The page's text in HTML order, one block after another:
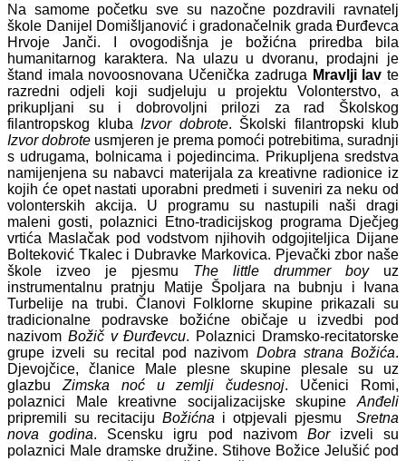
Na samome početku sve su nazočne pozdravili ravnatelj
škole Danijel Domišljanović i gradonačelnik grada Đurđevca
Hrvoje Janči. I ovogodišnja je božićna priredba bila
humanitarnog karaktera. Na ulazu u dvoranu, prodajni je
štand imala novoosnovana Učenička zadruga Mravlji lav te
razredni odjeli koji sudjeluju u projektu Volonterstvo, a
prikupljani su i dobrovoljni prilozi za rad Školskog
filantropskog kluba Izvor dobrote. Školski filantropski klub
Izvor dobrote usmjeren je prema pomoći potrebitima, suradnji
s udrugama, bolnicama i pojedincima. Prikupljena sredstva
namijenjena su nabavci materijala za kreativne radionice iz
kojih će opet nastati uporabni predmeti i suveniri za neku od
volonterskih akcija. U programu su nastupili naši dragi
maleni gosti, polaznici Etno-tradicijskog programa Dječjeg
vrtića Maslačak pod vodstvom njihovih odgojiteljica Dijane
Bolteković Tkalec i Dubravke Markovica. Pjevački zbor naše
škole izveo je pjesmu The little drummer boyuz
instrumentalnu pratnju Matije Špoljara na bubnju i Ivana
Turbelije na trubi. Članovi Folklorne skupine prikazali su
tradicionalne podravske božićne običaje u izvedbi pod
nazivom Božič v Đurđevcu. Polaznici Dramsko-recitatorske
grupe izveli su recital pod nazivom Dobra strana Božića.
Djevojčice, članice Male plesne skupine plesale su uz
glazbu Zimska noć u zemlji čudesnoj. Učenici Romi,
polaznici Male kreativne socijalizacijske skupine Anđeli
pripremili su recitaciju Božićna i otpjevali pjesmu Sretna
nova godina. Scensku igru pod nazivom Borizveli su
polaznici Male dramske družine. Stihove Božice Jelušić pod